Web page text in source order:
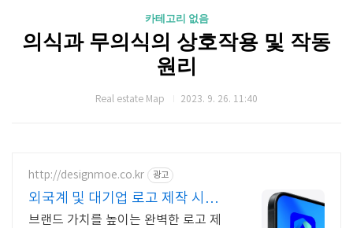
카테고리 없음
의식과 무의식의 상호작용 및 작동
원리
Real estate Map 2023. 9. 26. 11:40
http://designmoe.co.kr 광고
외국계 및 대기업 로고 제작 시각
디자인 전문회사
브랜드 가치를 높이는 완벽한 로고 제